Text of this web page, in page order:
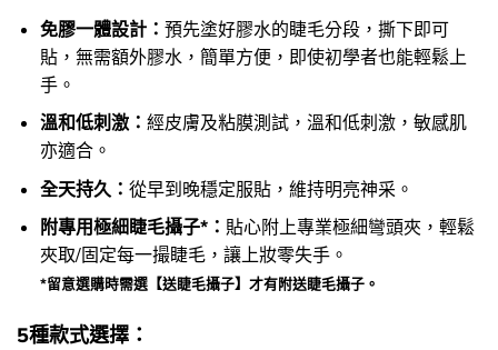
免膠一體設計： 預先塗好膠水的睫毛分段，撕下即可
貼，無需額外膠水，簡單方便，即使初學者也能輕鬆上
手。
溫和低刺激： 經皮膚及粘膜測試，溫和低刺激，敏感肌
亦適合。
全天持久： 從早到晚穩定服貼，維持明亮神采。
附專用極細睫毛攝子*： 貼心附上專業極細彎頭夾，輕鬆
夾取/固定每一撮睫毛，讓上妝零失手。
*留意選購時需選【送睫毛攝子】才有附送睫毛攝子。
5種款式選擇：